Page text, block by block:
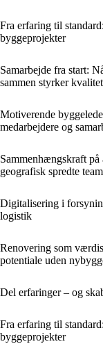
Fra erfaring til
byggeprojekter
Samarbejde fra start:
sammen styrker
Motiverende
medarbejdere og
Sammenhængskraft på
geografisk spredte
Digitalisering i
logistik
Renovering som
potentiale uden
Del erfaringer – og
Fra erfaring til
byggeprojekter